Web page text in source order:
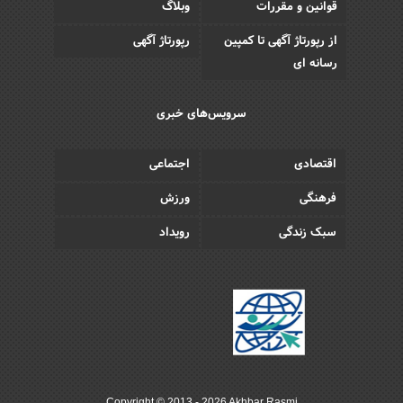
قوانین و مقررات
وبلاگ
از رپورتاژ آگهی تا کمپین
رسانه ای
رپورتاژ آگهی
سرویس‌های خبری
اقتصادی
اجتماعی
فرهنگی
ورزش
سبک زندگی
رویداد